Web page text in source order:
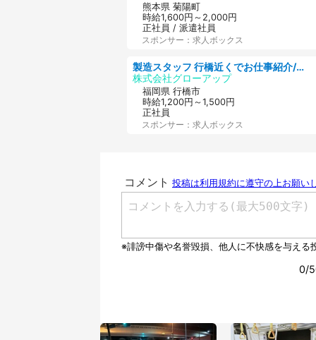
熊本県 菊陽町
時給1,600円～2,000円
正社員 / 派遣社員
スポンサー：求人ボックス
製造スタッフ 行橋近くでお仕事紹介/ピッキング·組立·検査·リフトなど
株式会社グローアップ
福岡県 行橋市
時給1,200円～1,500円
正社員
スポンサー：求人ボックス